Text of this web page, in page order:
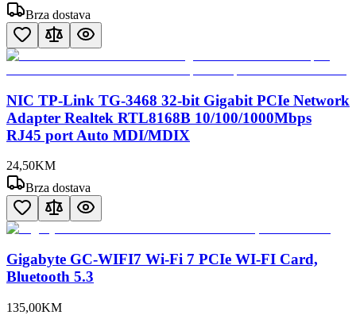
Brza dostava
NIC TP-Link TG-3468 32-bit Gigabit PCIe Network
Adapter Realtek RTL8168B 10/100/1000Mbps
RJ45 port Auto MDI/MDIX
24,50KM
Brza dostava
Gigabyte GC-WIFI7 Wi-Fi 7 PCIe WI-FI Card,
Bluetooth 5.3
135,00KM